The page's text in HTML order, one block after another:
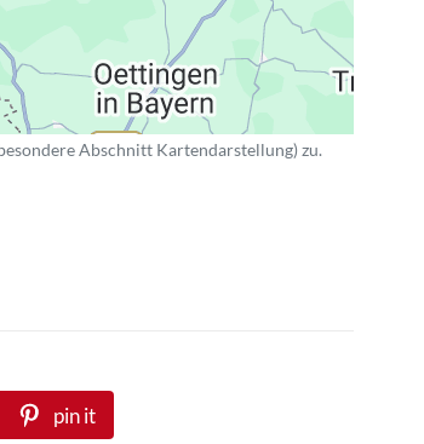
Abschnitt Kartendarstellung) zu.
pin it